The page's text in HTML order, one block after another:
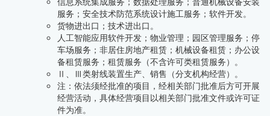
服务；安全技术防范系统设计施工服务；软件开发。
货物进出口；技术进出口。
人工智能应用软件开发；物业管理；园区管理服务；停
车场服务；非居住房地产租赁；机械设备租赁；办公设
备租赁服务；租赁服务（不含许可类租赁服务）。
Ⅱ、Ⅲ类射线装置生产、销售（分支机构经营）。
注：依法须经批准的项目，经相关部门批准后方可开展
经营活动，具体经营项目以相关部门批准文件或许可证
件为准。